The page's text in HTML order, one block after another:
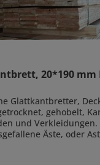
20*190 mm
Glattkantbretter,
gehobelt,
und Verkleidungen.
Äste, oder